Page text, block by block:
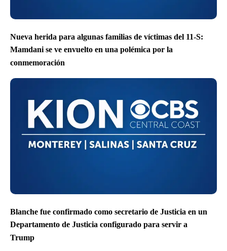
Nueva herida para algunas familias de víctimas del 11-S:
Mamdani se ve envuelto en una polémica por la
conmemoración
Blanche fue confirmado como secretario de Justicia en un
Departamento de Justicia configurado para servir a
Trump